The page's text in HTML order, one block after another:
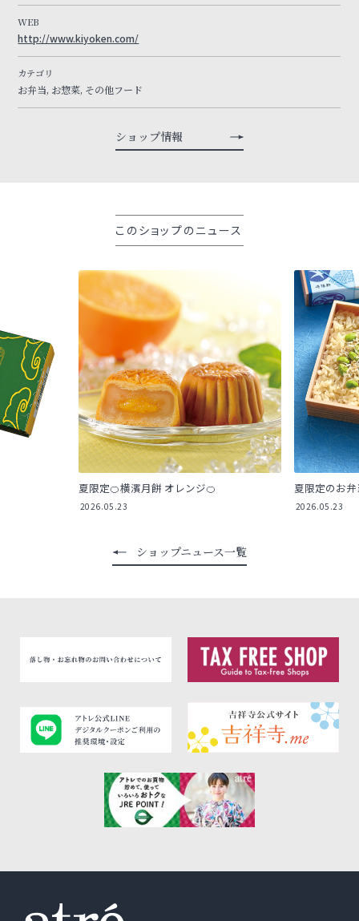
WEB
http://www.kiyoken.com/
カテゴリ
お弁当, お惣菜, その他フード
ショップ情報
このショップのニュース
夏限定🍊横濱月餅 オレンジ🍊
2026.05.23
夏限定のお
2026.05.23
ショップニュース一覧